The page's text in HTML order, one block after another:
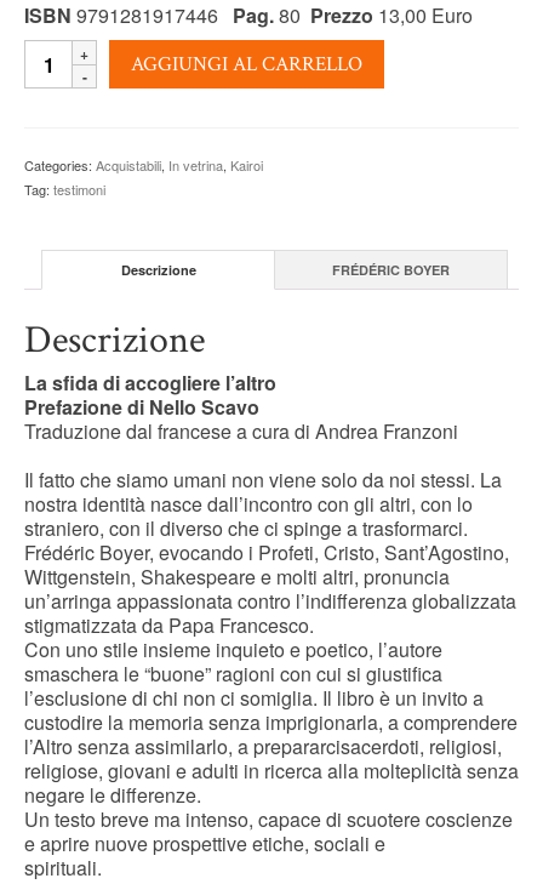
ISBN 9791281917446 Pag.80 Prezzo 13,00 Euro
L’ANIMA
MIGRANTE
quantity
AGGIUNGI AL CARRELLO
Categories: Acquistabili, In vetrina, Kairoi
Tag: testimoni
Descrizione FRÉDÉRIC BOYER
Descrizione
La sfida di accogliere l’altro
Prefazione di Nello Scavo
Traduzione dal francese a cura di Andrea Franzoni
Il fatto che siamo umani non viene solo da noi stessi. La
nostra identità nasce dall’incontro con gli altri, con lo
straniero, con il diverso che ci spinge a trasformarci.
Frédéric Boyer, evocando i Profeti, Cristo, Sant’Agostino,
Wittgenstein, Shakespeare e molti altri, pronuncia
un’arringa appassionata contro l’indifferenza globalizzata
stigmatizzata da Papa Francesco.
Con uno stile insieme inquieto e poetico, l’autore
smaschera le “buone” ragioni con cui si giustifica
l’esclusione di chi non ci somiglia. Il libro è un invito a
custodire la memoria senza imprigionarla, a comprendere
l’Altro senza assimilarlo, a prepararcisacerdoti, religiosi,
religiose, giovani e adulti in ricerca alla molteplicità senza
negare le differenze.
Un testo breve ma intenso, capace di scuotere coscienze
e aprire nuove prospettive etiche, sociali e
spirituali.